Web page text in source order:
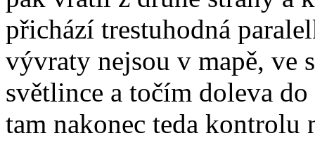
přichází trestuhodná
vývraty nejsou v mapě, ve
světlince a točím doleva
tam nakonec teda kontrolu